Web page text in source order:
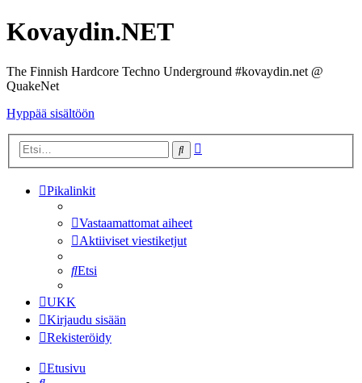
Kovaydin.NET
The Finnish Hardcore Techno Underground #kovaydin.net @
QuakeNet
Hyppää sisältöön
Etsi
Pikalinkit
Vastaamattomat aiheet
Aktiiviset viestiketjut
Etsi
UKK
Kirjaudu sisään
Rekisteröidy
Etusivu